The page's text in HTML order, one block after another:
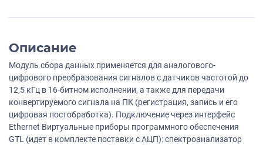
Описание
Модуль сбора данных применяется для аналогового-
цифрового преобразования сигналов с датчиков частотой до
12,5 кГц в 16-битном исполнении, а также для передачи
конвертируемого сигнала на ПК (регистрация, запись и его
цифровая постобработка). Подключение через интерфейс
Ethernet Виртуальные приборы программного обеспечения
GTL (идет в комплекте поставки с АЦП): спектроанализатор